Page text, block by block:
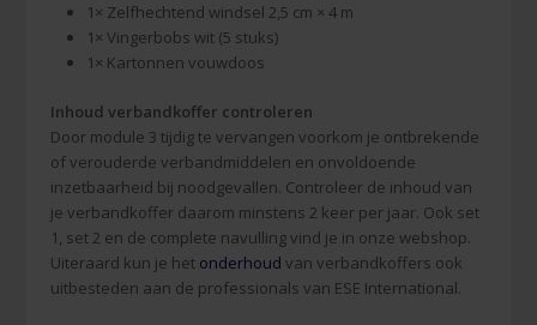
1× Zelfhechtend windsel 2,5 cm × 4 m
1× Vingerbobs wit (5 stuks)
1× Kartonnen vouwdoos
Inhoud verbandkoffer controleren
Door module 3 tijdig te vervangen voorkom je ontbrekende
of verouderde verbandmiddelen en onvoldoende
inzetbaarheid bij noodgevallen. Controleer de inhoud van
je verbandkoffer daarom minstens 2 keer per jaar. Ook set
1, set 2 en de complete navulling vind je in onze webshop.
Uiteraard kun je het onderhoud van verbandkoffers ook
uitbesteden aan de professionals van ESE International.